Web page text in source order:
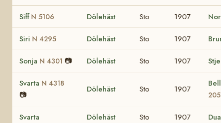
Siff N 5106 Dölehäst Sto 1907
Siri N 4295 Dölehäst Sto 1907
Sonja N 4301 📷 Dölehäst Sto 1907
Svarta N 4318
📷
Dölehäst Sto 1907
Svarta Dölehäst Sto 1907